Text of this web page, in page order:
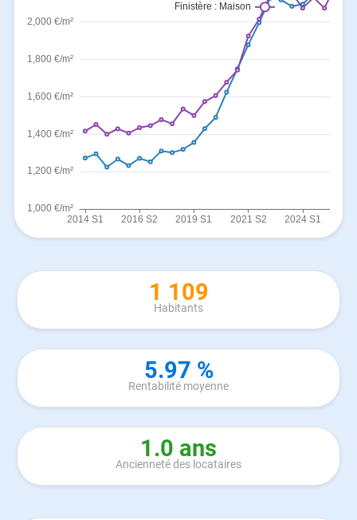
1 109
Habitants
5.97 %
Rentabilité moyenne
1.0 ans
Ancienneté des locataires